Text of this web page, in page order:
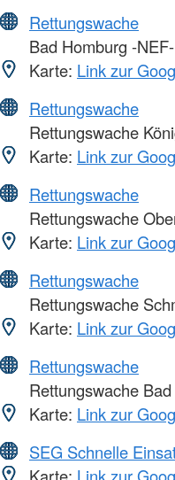
Rettungswache
Bad Homburg -NEF-
Karte: Link zur
Rettungswache
Rettungswache
Karte: Link zur
Rettungswache
Rettungswache
Karte: Link zur
Rettungswache
Rettungswache
Karte: Link zur
Rettungswache
Rettungswache
Karte: Link zur
SEG Schnelle